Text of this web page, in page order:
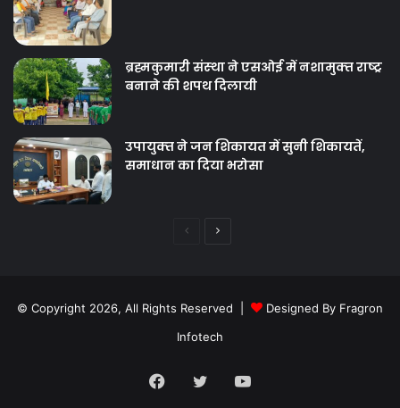
ब्रह्मकुमारी संस्‍था ने एसओई में नशामुक्‍त राष्‍ट्र
बनाने की शपथ दिलायी
उपायुक्‍त ने जन शिकायत में सुनी शिकायतें,
समाधान का दिया भरोसा
PreviousNext
© Copyright 2026, All Rights Reserved |
Designed By Fragron
Infotech
Facebook
TwitterYouTube